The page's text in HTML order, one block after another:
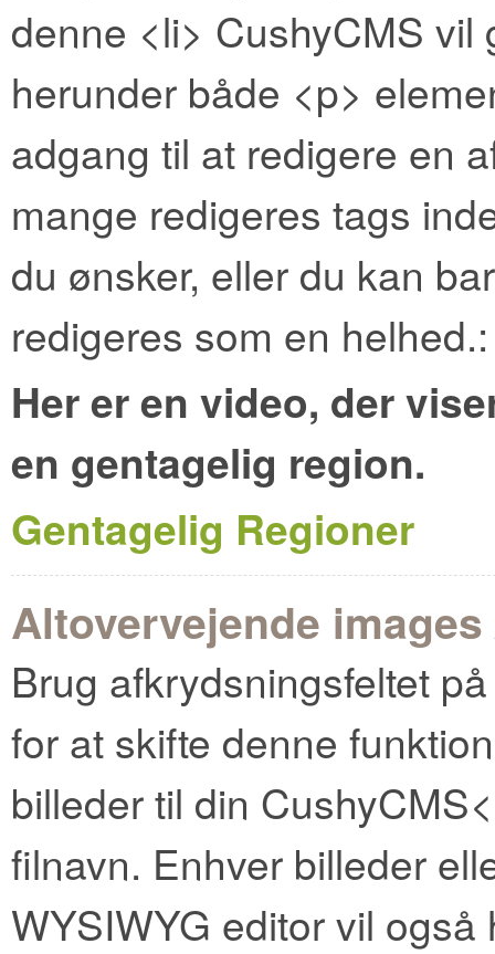
denne <li> CushyCMS
herunder både <p>
adgang til at redigere en
mange redigeres tags
du ønsker, eller du kan
redigeres som en helhed.:
Her er en video, der
en gentagelig region.
Gentagelig Regioner
Altovervejende
Brug afkrydsningsfeltet
for at skifte denne
billeder til din
filnavn. Enhver billeder
WYSIWYG editor vil